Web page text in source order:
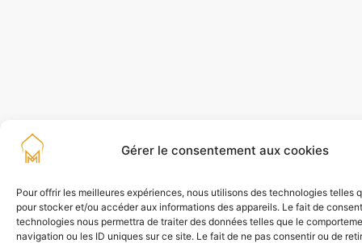
Gérer le consentement aux cookies
Pour offrir les meilleures expériences, nous utilisons des technologies telles
pour stocker et/ou accéder aux informations des appareils. Le fait de
technologies nous permettra de traiter des données telles que le
navigation ou les ID uniques sur ce site. Le fait de ne pas consentir ou de